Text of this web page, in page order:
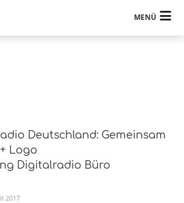
MENÜ
Deutschland: Gemeinsam
Logo
Digitalradio Büro
2017